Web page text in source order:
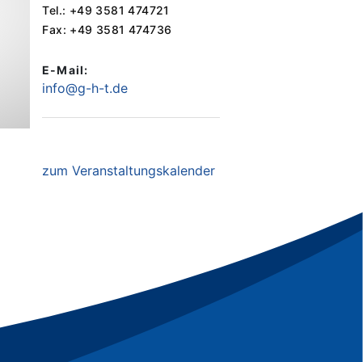
Tel.: +49 3581 474721
Fax: +49 3581 474736
E-Mail:
info@g-h-t.de
zum Veranstaltungskalender